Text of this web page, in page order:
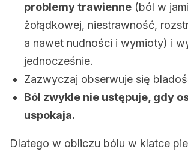
problemy trawienne (ból w
żołądkowej, niestrawność,
a nawet nudności i wymioty) i
jednocześnie.
Zazwyczaj obserwuje się
Ból zwykle nie ustępuje, gdy
uspokaja.
Dlatego w obliczu bólu w klatce